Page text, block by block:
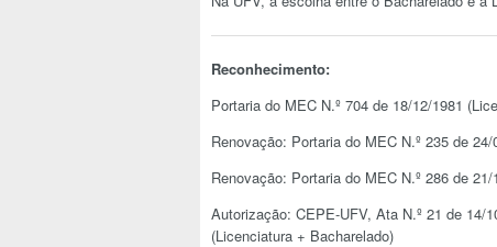
Reconhecimento:
Portaria do MEC N.º 704 de 18/12/1981
Renovação: Portaria do MEC N.º 235 de
Renovação: Portaria do MEC N.º 286 de
Autorização: CEPE-UFV, Ata N.º 21 de 14/
(Licenciatura + Bacharelado)